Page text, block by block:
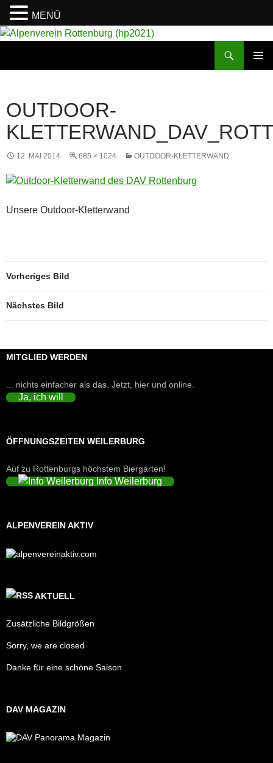
OUTDOOR-
12. MAI 2014 685 × 1024 OUTDOOR-KLETTERWAND
Unsere Outdoor-Kletterwand
Vorheriges Bild
Nächstes Bild
MITGLIED WERDEN
... nichts einfacher als das. Jetzt, hier und online.
Ja, ich will
ÖFFNUNGSZEITEN WEILERBURG
Auf zu Rottenburgs höchstem Biergarten!
Info Weilerburg
ALPENVEREIN AKTIV
AKTUELL
Zusätzliche Bildgrößen
Sorry, we are closed
Danke für eine schöne Saison
DAV MAGAZIN
MENÜ